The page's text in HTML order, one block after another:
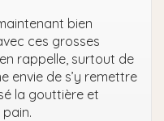
bien
ces grosses
rappelle, surtout de
envie de s’y remettre
la gouttière et